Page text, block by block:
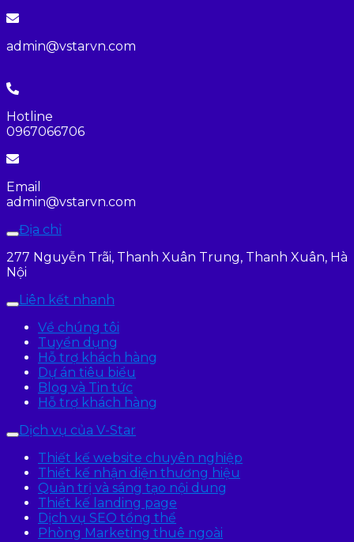
admin@vstarvn.com
Hotline
0967066706
Email
admin@vstarvn.com
Địa chỉ
277 Nguyễn Trãi, Thanh Xuân Trung, Thanh Xuân, Hà
Nội
Liên kết nhanh
Về chúng tôi
Tuyển dụng
Hỗ trợ khách hàng
Dự án tiêu biểu
Blog và Tin tức
Hỗ trợ khách hàng
Dịch vụ của V-Star
Thiết kế website chuyên nghiệp
Thiết kế nhận diện thương hiệu
Quản trị và sáng tạo nội dung
Thiết kế landing page
Dịch vụ SEO tổng thể
Phòng Marketing thuê ngoài